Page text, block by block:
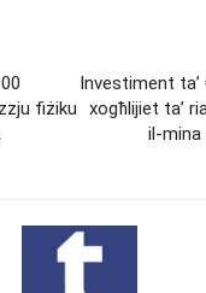
fiżiku
Investiment ta’
xogħlijiet ta’
il-mina